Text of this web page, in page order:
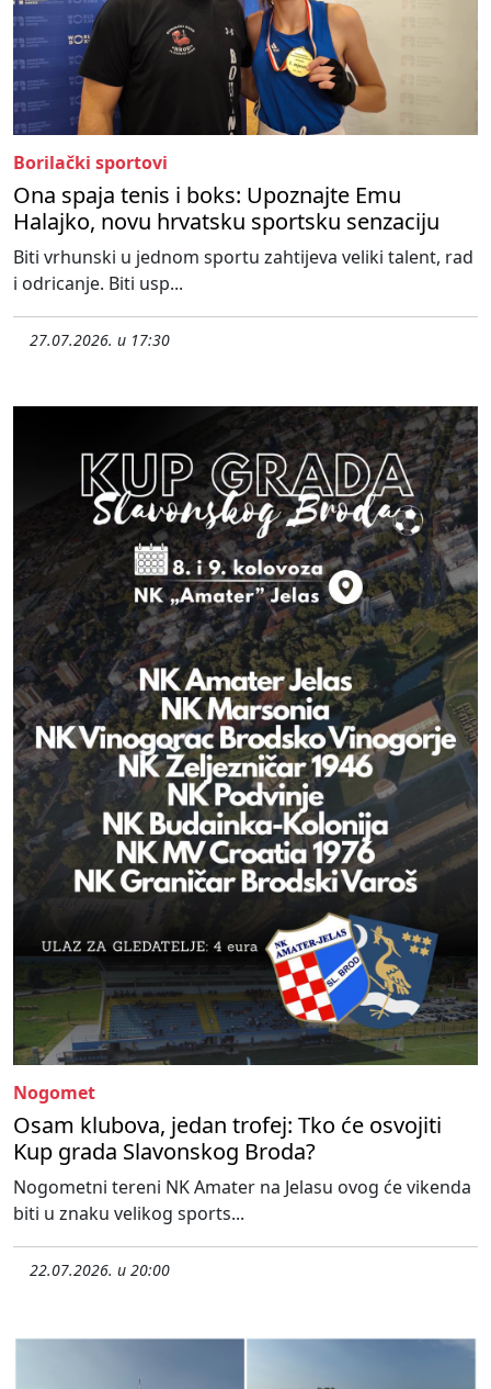
Borilački sportovi
Ona spaja tenis i boks: Upoznajte Emu
Halajko, novu hrvatsku sportsku senzaciju
Biti vrhunski u jednom sportu zahtijeva veliki talent, rad
i odricanje. Biti usp...
27.07.2026. u 17:30
Nogomet
Osam klubova, jedan trofej: Tko će osvojiti
Kup grada Slavonskog Broda?
Nogometni tereni NK Amater na Jelasu ovog će vikenda
biti u znaku velikog sports...
22.07.2026. u 20:00